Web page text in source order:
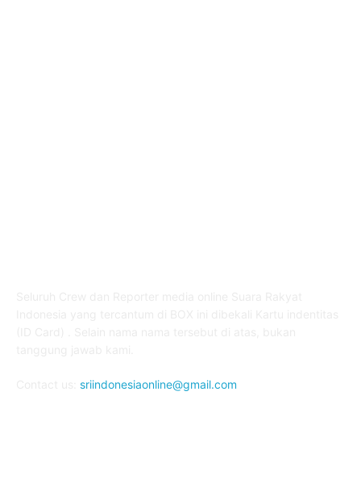
sriindonesiaonline@gmail.com